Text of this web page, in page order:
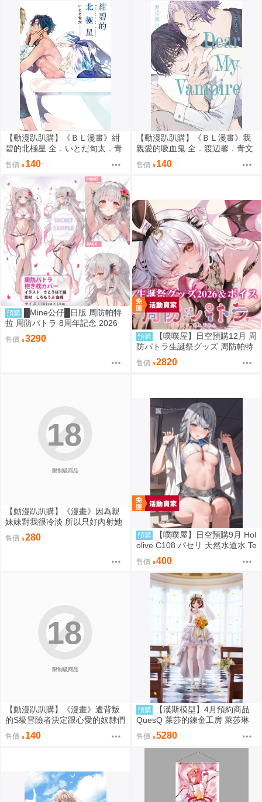
【動漫趴趴購】《ＢＬ漫畫》紺
碧的北極星 全．いとだ旬太．青
售價 140
【動漫趴趴購】《ＢＬ漫畫》我
親愛的吸血鬼 全．渡辺馨．青文
售價 140
預購
█Mine公仔█日版 周防帕特
拉 周防パトラ 8周年記念 2026
八週年 紀念 抱枕套 等身大 枕頭
套 B7144
售價 3290 預購
【噗噗屋】日空預購12月 周
防パトラ生誕祭グッズ 周防帕特
拉 Patra
售價 2820
限制級商品
18
【動漫趴趴購】《漫畫》因為親
妹妹對我很冷淡 所以只好內射她
的好朋友 全．あきさかやもか．
青文
售價 280 預購
【噗噗屋】日空預購9月 Hol
olive C108 パセリ 天然水道水 Te
nnenSuidousui27 雨海ルカ
售價 400
限制級商品
18
【動漫趴趴購】《漫畫》遭背叛
的S級冒險者決定跟心愛的奴隸們
組成奴隸後宮公會 ８．柊咲．青
文
售價 140
預購
【漢斯模型】4月預約商品
QuesQ 萊莎的鍊金工房 萊莎琳
斯托特 婚紗禮服 婚禮Style 1/7 1
111
售價 5280